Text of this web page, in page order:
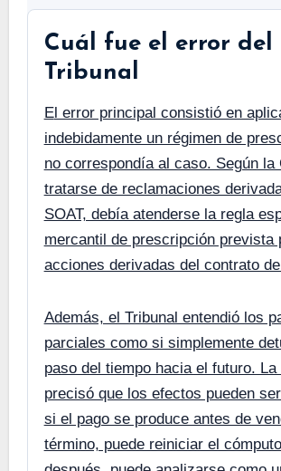
Cuál fue el error del
Tribunal
El error principal consistió en aplicar
indebidamente un régimen de
no correspondía al caso. Según la
tratarse de reclamaciones
SOAT, debía atenderse la regla
mercantil de prescripción prevista
acciones derivadas del contrato
Además, el Tribunal entendió los
parciales como si simplemente
paso del tiempo hacia el futuro. La
precisó que los efectos pueden
si el pago se produce antes de
término, puede reiniciar el